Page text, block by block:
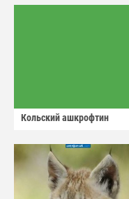
Кольский ашкрофтин